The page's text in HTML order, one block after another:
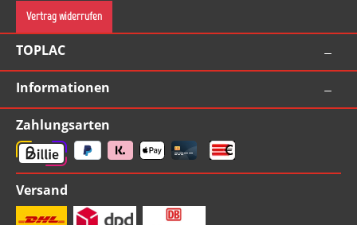
Vertrag widerrufen
TOPLAC
Informationen
Zahlungsarten
Versand